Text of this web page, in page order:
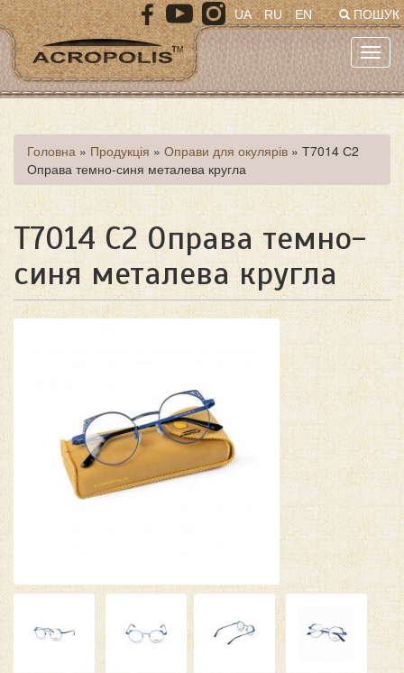
Перейти
до
основного
матеріалу
ПОШУК
UA RU EN
Ви
є
тут
Головна » Продукція » Оправи для окулярів » Т7014 С2
Оправа темно-синя металева кругла
Т7014 С2 Оправа темно-
синя металева кругла